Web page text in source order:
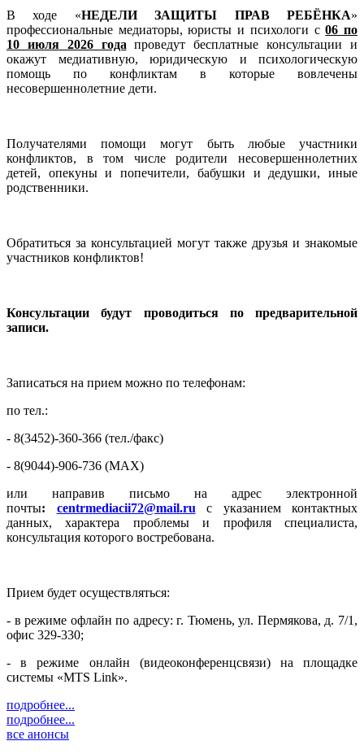
В ходе «НЕДЕЛИ ЗАЩИТЫ ПРАВ РЕБЁНКА»
профессиональные медиаторы, юристы и психологи с06 по
10 июля 2026 года проведут бесплатные консультации и
окажут медиативную, юридическую и психологическую
помощь по конфликтам в которые вовлечены
несовершеннолетние дети.
Получателями помощи могут быть любые участники
конфликтов, в том числе родители несовершеннолетних
детей, опекуны и попечители, бабушки и дедушки, иные
родственники.
Обратиться за консультацией могут также друзья и знакомые
участников конфликтов!
Консультации будут проводиться по предварительной
записи.
Записаться на прием можно по телефонам:
по тел.:
- 8(3452)-360-366 (тел./факс)
- 8(9044)-906-736 (MAX)
или направив письмо на адрес электронной
почты: centrmediacii72@mail.ru с указанием контактных
данных, характера проблемы и профиля специалиста,
консультация которого востребована.
Прием будет осуществляться:
- в режиме офлайн по адресу: г. Тюмень, ул. Пермякова, д. 7/1,
офис 329-330;
- в режиме онлайн (видеоконференцсвязи) на площадке
системы «MTS Link».
подробнее...
подробнее...
все анонсы